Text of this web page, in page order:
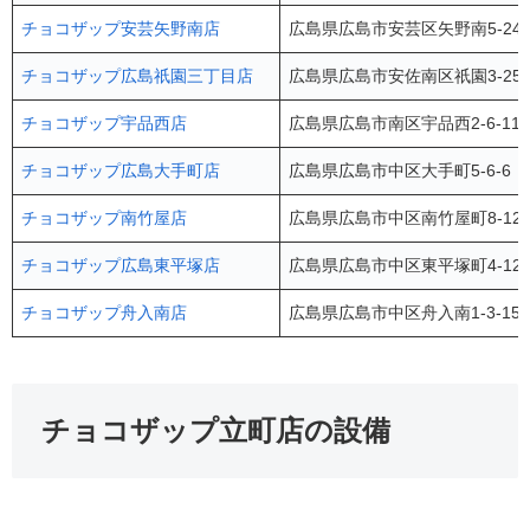
チョコザップ安芸矢野南店 広島県広島市安芸区矢野南5-
チョコザップ広島祇園三丁目店 広島県広島市安佐南区祇園3-
チョコザップ宇品西店 広島県広島市南区宇品西2-6-
チョコザップ広島大手町店 広島県広島市中区大手町5-6-
チョコザップ南竹屋店 広島県広島市中区南竹屋町8-
チョコザップ広島東平塚店 広島県広島市中区東平塚町4-
チョコザップ舟入南店 広島県広島市中区舟入南1-3-
チョコザップ立町店の設備